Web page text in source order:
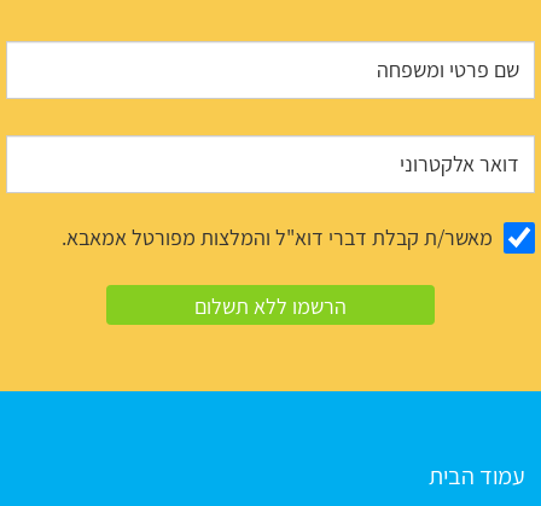
מאשר/ת קבלת דברי דוא"ל והמלצות מפורטל אמאבא.
עמוד הבית